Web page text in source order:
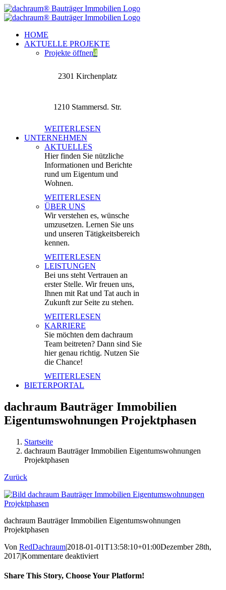
Zum
Inhalt
HOME
AKTUELLE PROJEKTE
Projekte öffnen4
2301 Kirchenplatz
1210 Stammersd. Str.
WEITERLESEN
UNTERNEHMEN
AKTUELLES
Hier finden Sie nützliche
Informationen und Berichte
rund um Eigentum und
Wohnen.
WEITERLESEN
ÜBER UNS
Wir verstehen es, wünsche
umzusetzen. Lernen Sie uns
und unseren Tätigkeitsbereich
kennen.
WEITERLESEN
LEISTUNGEN
Bei uns steht Vertrauen an
erster Stelle. Wir freuen uns,
Ihnen mit Rat und Tat auch in
Zukunft zur Seite zu stehen.
WEITERLESEN
KARRIERE
Sie möchten dem dachraum
Team beitreten? Dann sind Sie
hier genau richtig. Nutzen Sie
die Chance!
WEITERLESEN
BIETERPORTAL
dachraum Bauträger Immobilien
Eigentumswohnungen Projektphasen
Startseite
dachraum Bauträger Immobilien Eigentumswohnungen
Projektphasen
Zurück
dachraum Bauträger Immobilien Eigentumswohnungen
Projektphasen
Von RedDachraum|2018-01-01T13:58:10+01:00Dezember 28th,
2017|Kommentare deaktiviertfür
Bauträger
Share This Story, Choose Your Platform!